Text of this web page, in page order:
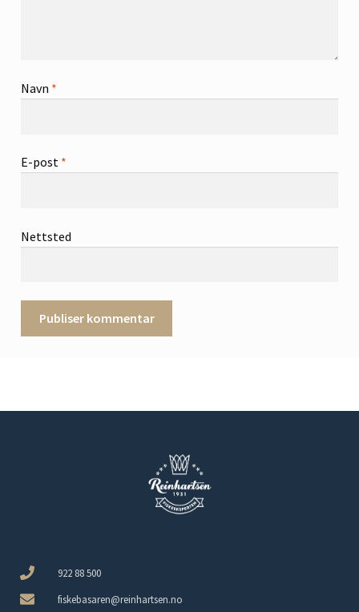
Navn *
E-post *
Nettsted
922 88 500
fiskebasaren@reinhartsen.no